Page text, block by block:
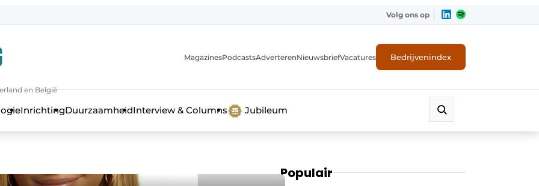
Volg ons op
en België
MagazinesPodcastsAdverterenNieuwsbriefVacatures Bedrijvenindex
InrichtingDuurzaamheidInterview & Columns Jubileum
Populair